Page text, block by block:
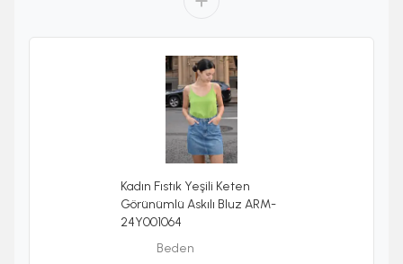
Kadın Fıstık Yeşili Keten
Görünümlü Askılı Bluz ARM-
24Y001064
Beden